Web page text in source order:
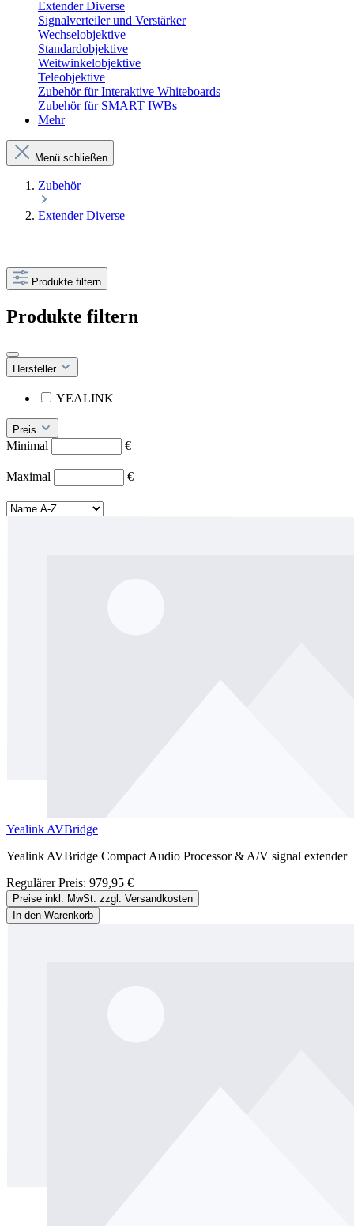
Extender Diverse
Signalverteiler und Verstärker
Wechselobjektive
Standardobjektive
Weitwinkelobjektive
Teleobjektive
Zubehör für Interaktive Whiteboards
Zubehör für SMART IWBs
Mehr
Menü schließen
Zubehör
Extender Diverse
Produkte filtern
Produkte filtern
Hersteller
YEALINK
Preis
Minimal
€
–
Maximal
€
Yealink AVBridge
Yealink AVBridge Compact Audio Processor & A/V signal extender
Regulärer Preis: 979,95 €
Preise inkl. MwSt. zzgl. Versandkosten
In den Warenkorb